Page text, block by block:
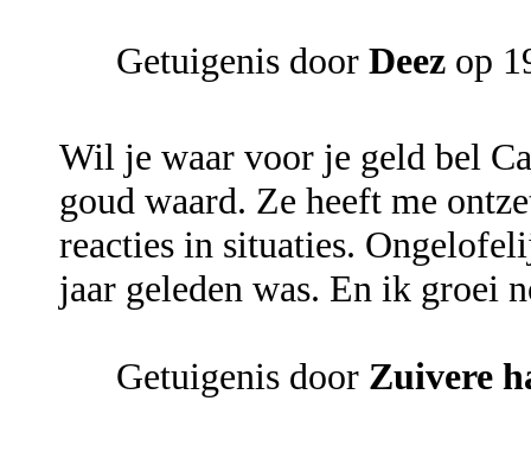
Getuigenis door Deez op
Wil je waar voor je geld bel
goud waard. Ze heeft me
reacties in situaties.
jaar geleden was. En ik groei
Getuigenis door Zuivere